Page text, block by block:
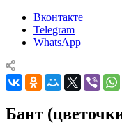
Вконтакте
Telegram
WhatsApp
Бант